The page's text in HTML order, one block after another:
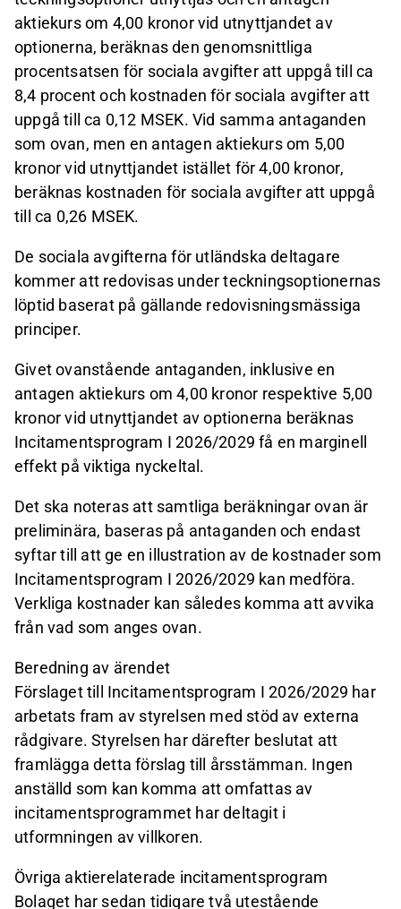
aktiekurs om 4,00 kronor vid utnyttjandet av
optionerna, beräknas den genomsnittliga
procentsatsen för sociala avgifter att uppgå till ca
8,4 procent och kostnaden för sociala avgifter att
uppgå till ca 0,12 MSEK. Vid samma antaganden
som ovan, men en antagen aktiekurs om 5,00
kronor vid utnyttjandet istället för 4,00 kronor,
beräknas kostnaden för sociala avgifter att uppgå
till ca 0,26 MSEK.
De sociala avgifterna för utländska deltagare
kommer att redovisas under teckningsoptionernas
löptid baserat på gällande redovisningsmässiga
principer.
Givet ovanstående antaganden, inklusive en
antagen aktiekurs om 4,00 kronor respektive 5,00
kronor vid utnyttjandet av optionerna beräknas
Incitamentsprogram I 2026/2029 få en marginell
effekt på viktiga nyckeltal.
Det ska noteras att samtliga beräkningar ovan är
preliminära, baseras på antaganden och endast
syftar till att ge en illustration av de kostnader som
Incitamentsprogram I 2026/2029 kan medföra.
Verkliga kostnader kan således komma att avvika
från vad som anges ovan.
Beredning av ärendet
Förslaget till Incitamentsprogram I 2026/2029 har
arbetats fram av styrelsen med stöd av externa
rådgivare. Styrelsen har därefter beslutat att
framlägga detta förslag till årsstämman. Ingen
anställd som kan komma att omfattas av
incitamentsprogrammet har deltagit i
utformningen av villkoren.
Övriga aktierelaterade incitamentsprogram
Bolaget har sedan tidigare två utestående